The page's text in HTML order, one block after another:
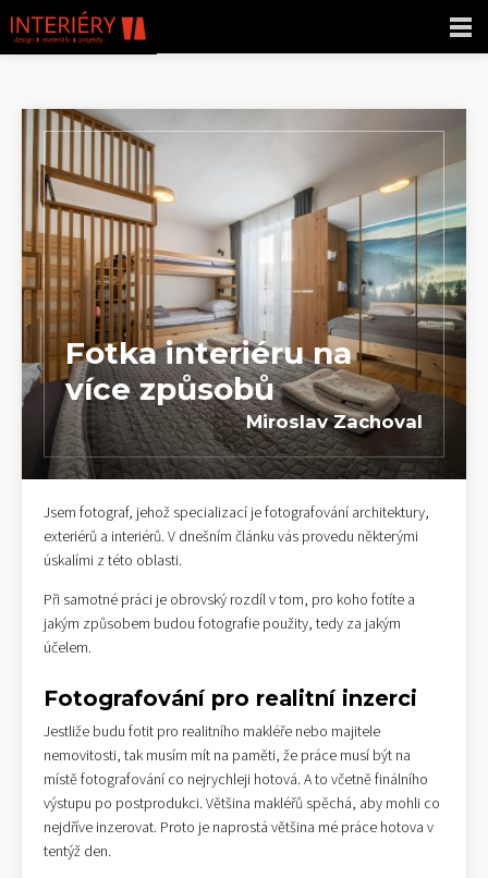
Fotka interiéru na
více způsobů
Miroslav Zachoval
Jsem fotograf, jehož specializací je fotografování architektury,
exteriérů a interiérů. V dnešním článku vás provedu některými
úskalími z této oblasti.
Při samotné práci je obrovský rozdíl v tom, pro koho fotíte a
jakým způsobem budou fotografie použity, tedy za jakým
účelem.
Fotografování pro realitní inzerci
Jestliže budu fotit pro realitního makléře nebo majitele
nemovitosti, tak musím mít na paměti, že práce musí být na
místě fotografování co nejrychleji hotová. A to včetně finálního
výstupu po postprodukci. Většina makléřů spěchá, aby mohli co
nejdříve inzerovat. Proto je naprostá většina mé práce hotova v
tentýž den.